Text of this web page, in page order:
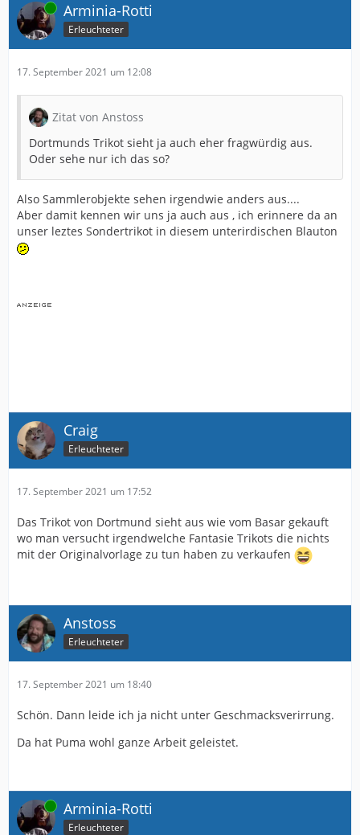
Online Arminia-Rotti
Erleuchteter
17. September 2021 um 12:08
Zitat von Anstoss
Dortmunds Trikot sieht ja auch eher fragwürdig aus.
Oder sehe nur ich das so?
Also Sammlerobjekte sehen irgendwie anders aus....
Aber damit kennen wir uns ja auch aus , ich erinnere da an
unser leztes Sondertrikot in diesem unterirdischen Blauton
Craig
Erleuchteter
17. September 2021 um 17:52
Das Trikot von Dortmund sieht aus wie vom Basar gekauft
wo man versucht irgendwelche Fantasie Trikots die nichts
mit der Originalvorlage zu tun haben zu verkaufen
Anstoss
Erleuchteter
17. September 2021 um 18:40
Schön. Dann leide ich ja nicht unter Geschmacksverirrung.
Da hat Puma wohl ganze Arbeit geleistet.
Online Arminia-Rotti
Erleuchteter